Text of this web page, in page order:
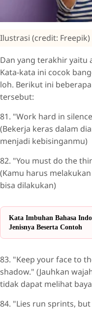
Ilustrasi (credit: Freepik)
Dan yang terakhir yaitu
Kata-kata ini cocok
loh. Berikut ini
tersebut:
81. "Work hard in
(Bekerja keras dalam
menjadi kebisinganmu)
82. "You must do the
(Kamu harus
bisa dilakukan)
Kata Imbuhan Bahasa
Jenisnya Beserta Contoh
83. "Keep your face to
shadow." (Jauhkan
tidak dapat melihat
84. "Lies run sprints,